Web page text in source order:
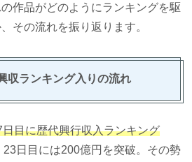
作品がどのようにランキングを駆
その流れを振り返ります。
収ランキング入りの流れ
日目に歴代興行収入ランキング
23日目には200億円を突破。その勢